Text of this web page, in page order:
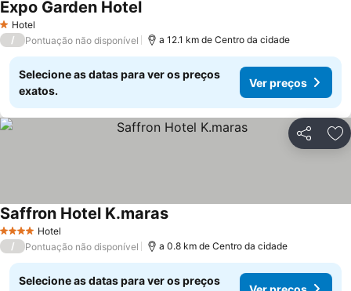
1 Estrelas
Hotel
Expo Garden HotelVer preços
/ Pontuação não disponível a 12.1 km de Centro da cidade
Selecione as datas para ver os preços
exatos.
Ver preços
Partilhar
4 EstrelasHotel
Saffron Hotel K.marasVer preços
/ Pontuação não disponível a 0.8 km de Centro da cidade
Selecione as datas para ver os preços